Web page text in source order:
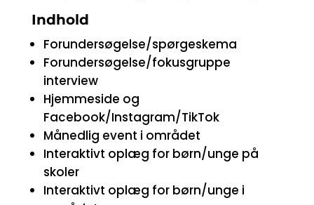
Indhold
Forundersøgelse/spørgeskema
Forundersøgelse/fokusgruppe
interview
Hjemmeside og
Facebook/Instagram/TikTok
Månedlig event i området
Interaktivt oplæg for børn/unge på
skoler
Interaktivt oplæg for børn/unge i